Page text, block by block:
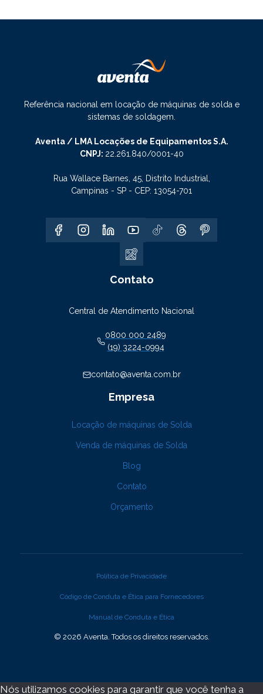
Referência nacional em locação de máquinas de solda e
sistemas de soldagem.
Aventa / LMA Locações de Equipamentos S.A.
CNPJ: 22.261.840/0001-40
Rua Wallace Barnes, 45, Distrito Industrial,
Campinas - SP - CEP: 13054-701
Contato
Central de Atendimento Nacional
0800 000 2489
(19) 3224-0994
contato@aventa.com.br
Empresa
Locação de máquinas de Solda
Venda de máquinas de Solda
Blog
Contato
Orçamento
© 2026 Aventa. Todos os direitos reservados.
Política de Privacidade
Código de Conduta e Ética para Fornecedores
Manual de Conduta e Ética
Nós utilizamos cookies para garantir que você tenha a